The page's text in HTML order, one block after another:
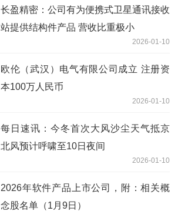
长盈精密：公司有为便携式卫星通讯接收
站提供结构件产品 营收比重极小
2026-01-10
欧伦（武汉）电气有限公司成立 注册资
本100万人民币
2026-01-10
每日速讯：今冬首次大风沙尘天气抵京
北风预计呼啸至10日夜间
2026-01-10
2026年软件产品上市公司，附：相关概
念股名单（1月9日）